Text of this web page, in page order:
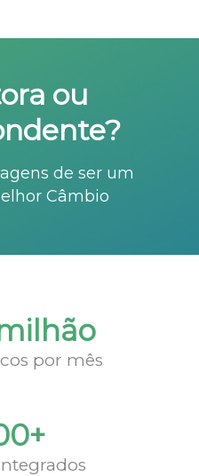
ou
de ser um
Câmbio
por mês